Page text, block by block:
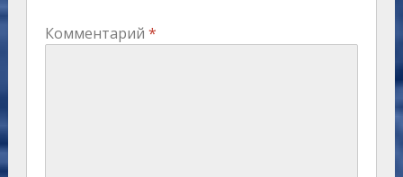
Комментарий *